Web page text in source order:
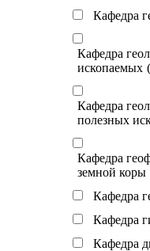
Кафедра
Кафедра
ископаемых
Кафедра
полезных
Кафедра
земной коры
Кафедра
Кафедра
Кафедра